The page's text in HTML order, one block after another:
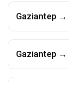
Gaziantep →
Gaziantep →